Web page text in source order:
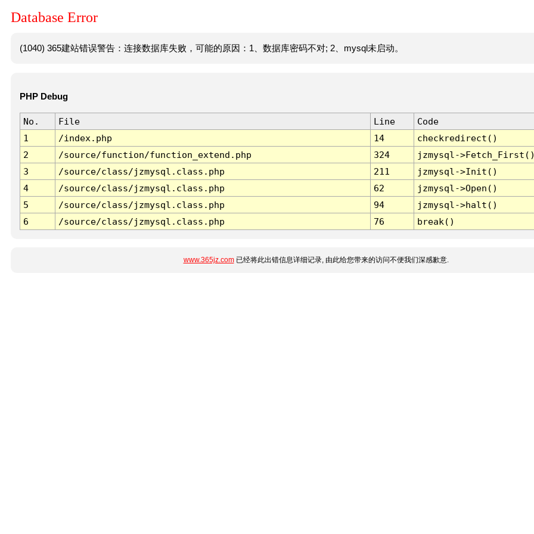
Database Error
(1040) 365建站错误警告：连接数据库失败，可能的原因：1、数据库密码不对; 2、mysql未启动。
PHP Debug
No. File Line
Code
1
/index.php 14
checkredirect()
2
/source/function/function_extend.php 324
jzmysql-
3
/source/class/jzmysql.class.php 211
jzmysql->Init()
4
/source/class/jzmysql.class.php 62
jzmysql->Open()
5
/source/class/jzmysql.class.php 94
jzmysql->halt()
6
/source/class/jzmysql.class.php 76 break()
www.365jz.com已经将此出错信息详细记录, 由此给您带来的访问不便我们深感歉意.